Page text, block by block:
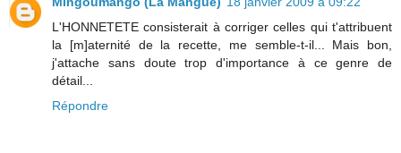
L'HONNETETE consisterait à corriger celles qui t'attribuent
la [m]aternité de la recette, me semble-t-il... Mais bon,
j'attache sans doute trop d'importance à ce genre de
détail...
Répondre